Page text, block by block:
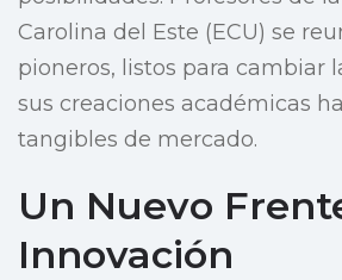
Carolina del Este (ECU) se
pioneros, listos para cambiar
sus creaciones académicas
tangibles de mercado.
Un Nuevo
Innovación